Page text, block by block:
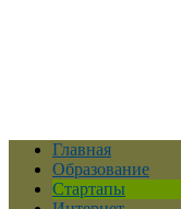
Главная
Образование
Стартапы